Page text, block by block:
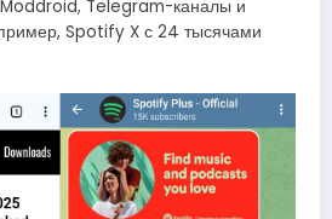
Telegram-каналы и
Spotify X с 24 тысячами